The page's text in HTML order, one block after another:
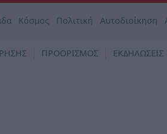
Κόσμος Πολιτική Αυτοδιοίκηση
ΠΡΟΟΡΙΣΜΟΣ ΕΚΔΗΛΩΣΕΙΣ